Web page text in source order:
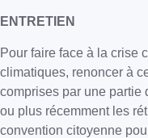
ENTRETIEN
Pour faire face à la crise
climatiques, renoncer à
comprises par une partie
ou plus récemment les
convention citoyenne